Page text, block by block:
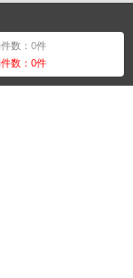
数：0件
数：0件